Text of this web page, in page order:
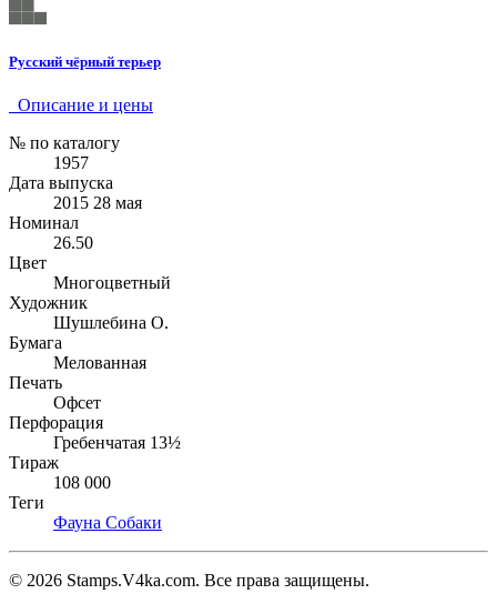
Русский чёрный терьер
Описание и цены
№ по каталогу
1957
Дата выпуска
2015 28 мая
Номинал
26.50
Цвет
Многоцветный
Художник
Шушлебина О.
Бумага
Мелованная
Печать
Офсет
Перфорация
Гребенчатая 13½
Тираж
108 000
Теги
Фауна Собаки
© 2026 Stamps.V4ka.com. Все права защищены.